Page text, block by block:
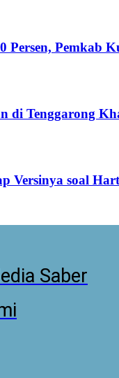
Persen, Pemkab
di Tenggarong
Versinya soal
Saber